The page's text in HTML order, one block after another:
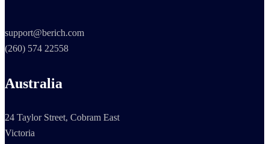
support@berich.com
(260) 574 22558
Australia
24 Taylor Street, Cobram East
Victoria